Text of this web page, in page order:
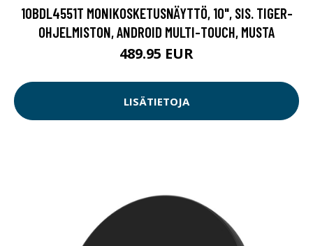
10BDL4551T MONIKOSKETUSNÄYTTÖ, 10", SIS. TIGER-
OHJELMISTON, ANDROID MULTI-TOUCH, MUSTA
489.95 EUR
LISÄTIETOJA